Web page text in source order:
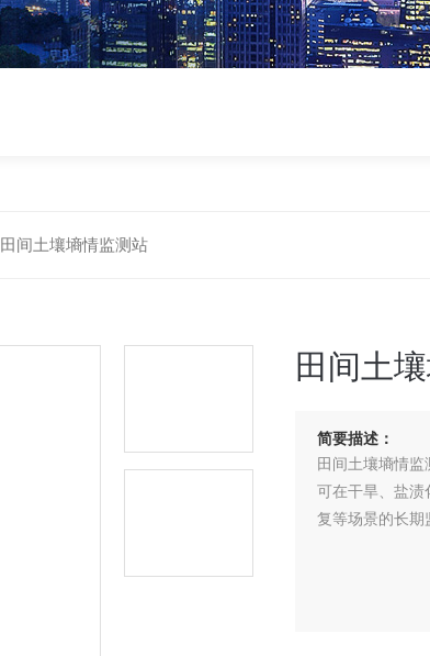
田间土壤墒情监测站
田间土
简要描述：
田间土壤墒情
可在干旱、盐渍
复等场景的长期